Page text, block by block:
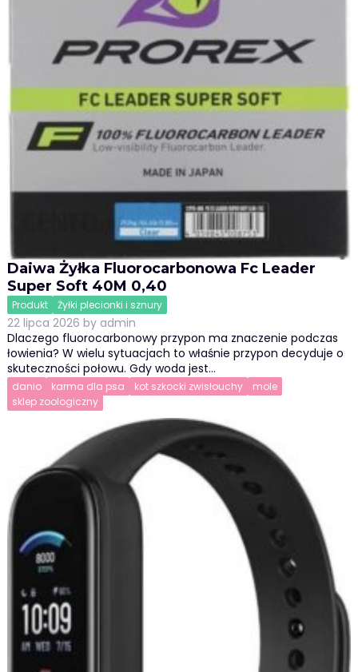
Daiwa Żyłka Fluorocarbonowa Fc Leader
Super Soft 40M 0,40
Produkt Żyłki plecionki i sznury
22 lipca 2026 by admin
Dlaczego fluorocarbonowy przypon ma znaczenie podczas
łowienia? W wielu sytuacjach to właśnie przypon decyduje o
skuteczności połowu. Gdy woda jest…
danio karma dla psa kot szkocki zwisłouchy
mole
sklep zoologiczny